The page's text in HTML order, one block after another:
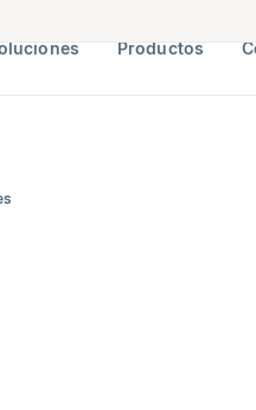
Productos